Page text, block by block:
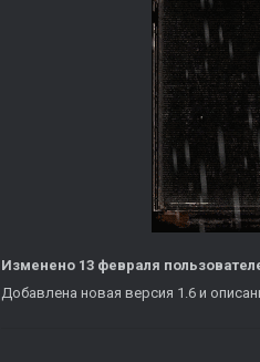
Изменено 13 февраля
Добавлена новая версия 1.6 и